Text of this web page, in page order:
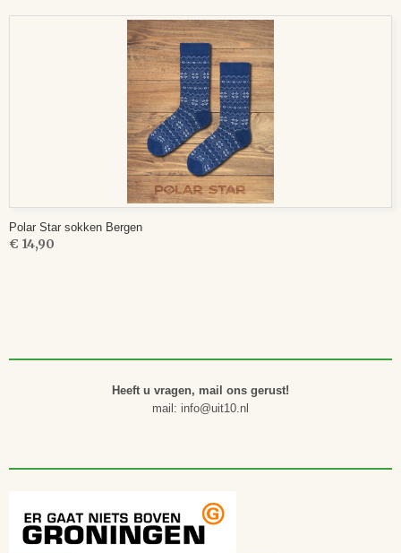
Polar Star sokken Bergen
€ 14,90
Heeft u vragen, mail ons gerust!
mail: info@uit10.nl